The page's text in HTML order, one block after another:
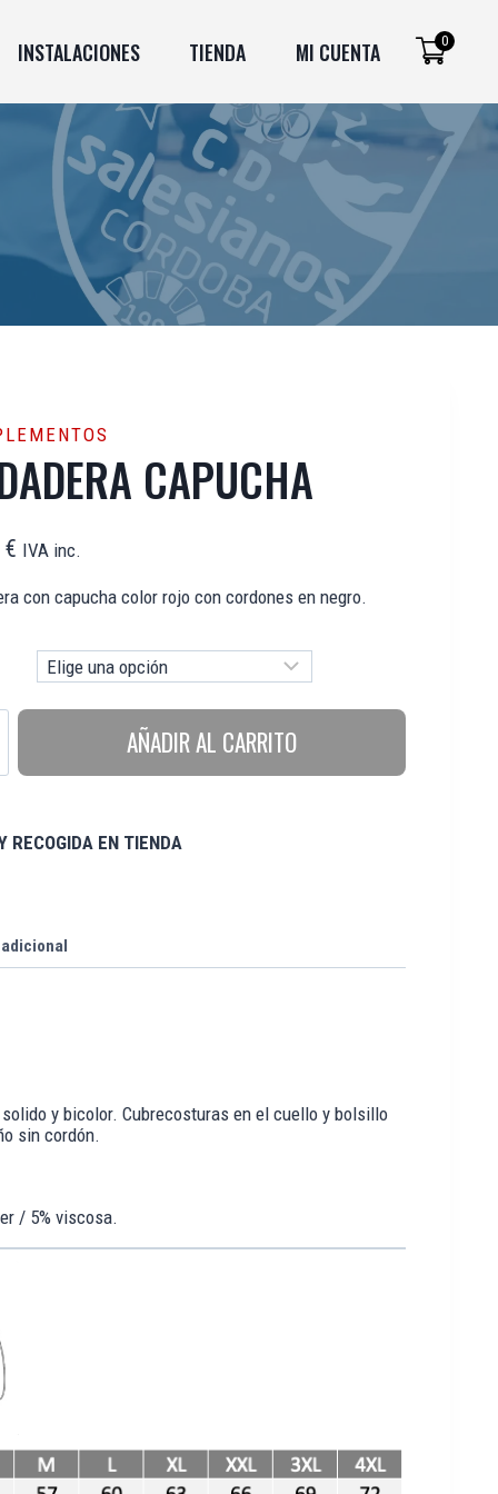
INSTALACIONES TIENDA MI CUENTA 0
CAPUCHA
€ IVA inc.
con capucha color rojo con cordones en negro.
AÑADIR AL CARRITO
RECOGIDA EN TIENDA
y bicolor. Cubrecosturas en el cuello y bolsillo
sin cordón.
/ 5% viscosa.